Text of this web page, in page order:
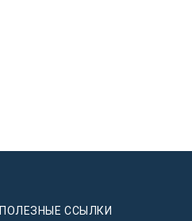
ПОЛЕЗНЫЕ ССЫЛКИ